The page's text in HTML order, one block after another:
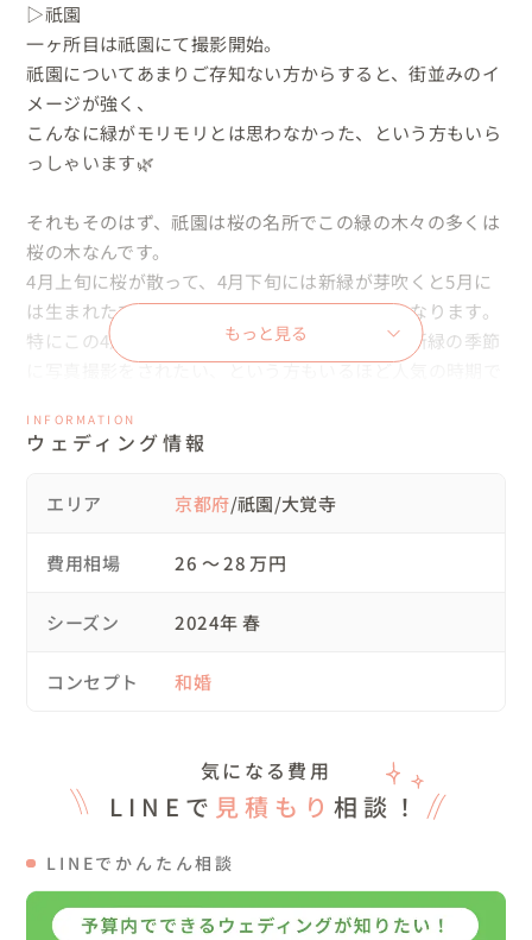
▷祇園
一ヶ所目は祇園にて撮影開始。
祇園についてあまりご存知ない方からすると、街並みのイ
メージが強く、
こんなに緑がモリモリとは思わなかった、という方もいら
っしゃいます🌿
それもそのはず、祇園は桜の名所でこの緑の木々の多くは
桜の木なんです。
4月上旬に桜が散って、4月下旬には新緑が芽吹くと5月に
は生まれたてで元気な緑の葉っぱでいっぱいになります。
特にこの4月や5月の新緑は色鮮やかで、敢えて新緑の季節
に写真撮影をされたい、という方もいるほど人気の時期で
祇園での花嫁様ソロカットの際には手前に緑やピンクのツ
今回の花嫁様の頭飾りはSORAIROにて豊富にご用意をし
頭飾りは全て無料レンタル品としてご用意しております、
景とも撮影可能です◎
祇園での撮影を終え、一旦アトリエへ戻り白無垢へ衣装を
変えて、大人気のお寺『大覚寺』でも撮影。
には空の青さが池に反射して鏡のように映ります＊この日
は一段と反射しました。
もっと見る
INFORMATION
ウェディング情報
エリア 京都府/祇園/大覚寺
費用相場 26 〜 28 万円
シーズン 2024年 春
コンセプト 和婚
気になる費用
LINEで 見積もり 相談！
LINEでかんたん相談